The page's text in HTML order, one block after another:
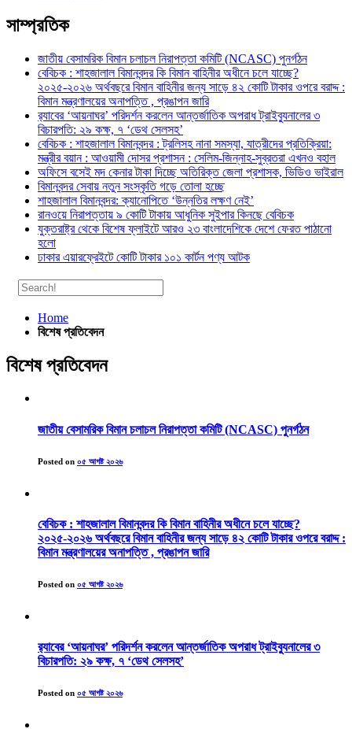
সাম্প্রতিক
জাতীয় বেসামরিক বিমান চলাচল নিরাপত্তা কমিটি (NCASC) পুনর্গঠন
বেবিচক : শাহজালাল বিমানবন্দর কি বিমান বাহিনীর অধীনে চলে যাচ্ছে?
২০২৫-২০২৬ অর্থবছরে বিমান বাহিনীর জন্য সাড়ে ৪২ কোটি টাকার ওপরে বরাদ্দ :
বিমান মন্ত্রণালয়ের অনাপত্তি , প্রঙাপন জারি
র‍্যাবের ‘আয়নাঘর’ পরিদর্শন করলেন আন্তর্জাতিক অপরাধ ট্রাইব্যুনালের ৩
বিচারপতি: ২৯ কক্ষ, ৭ ‘ডেথ সেলসহ’
বেবিচক : শাহজালাল বিমানবন্দর : ট্রলিসহ নানা সমস্যা, যাত্রীদের প্রতিক্রিয়া:
মন্ত্রীর বয়ান : আওয়ামী দোসর প্রশাসন : সেলিম-জিন্নাহ-সুব্রতরা এখনও বহাল
অফিসে বসেই মদ কেনার টাকা দিচ্ছে অতিরিক্ত জেলা প্রশাসক, ভিডিও ভাইরাল
বিমানবন্দর সেবায় নতুন সংস্কৃতি গড়ে তোলা হচ্ছে
শাহজালাল বিমানবন্দর: ক্যানোপিতে ‘উন্নতির লক্ষণ নেই’
রানওয়ে নিরাপত্তায় ৯ কোটি টাকায় আধুনিক সুইপার কিনছে বেবিচক
যুক্তরাষ্ট্র থেকে বিশেষ ফ্লাইটে আরও ২৩ বাংলাদেশিকে দেশে ফেরত পাঠানো
হলো
ঢাকার এয়ারফ্রেইটে কোটি টাকার ১০১ কার্টন পণ্য আটক
Home
বিশেষ প্রতিবেদন
বিশেষ প্রতিবেদন
জাতীয় বেসামরিক বিমান চলাচল নিরাপত্তা কমিটি (NCASC) পুনর্গঠন
Posted on ০৫ আগষ্ট ২০২৬
বেবিচক : শাহজালাল বিমানবন্দর কি বিমান বাহিনীর অধীনে চলে যাচ্ছে?
২০২৫-২০২৬ অর্থবছরে বিমান বাহিনীর জন্য সাড়ে ৪২ কোটি টাকার ওপরে বরাদ্দ :
বিমান মন্ত্রণালয়ের অনাপত্তি , প্রঙাপন জারি
Posted on ০৫ আগষ্ট ২০২৬
র‍্যাবের ‘আয়নাঘর’ পরিদর্শন করলেন আন্তর্জাতিক অপরাধ ট্রাইব্যুনালের ৩
বিচারপতি: ২৯ কক্ষ, ৭ ‘ডেথ সেলসহ’
Posted on ০৫ আগষ্ট ২০২৬